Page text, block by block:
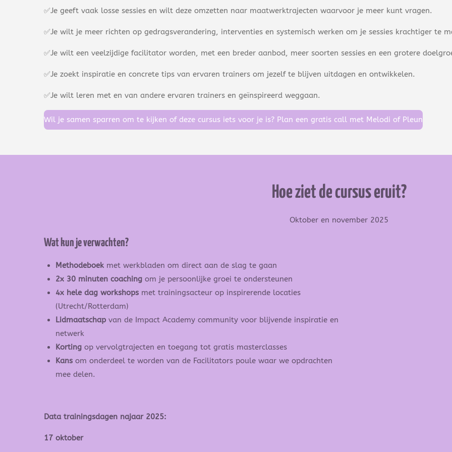
✅Je geeft vaak losse sessies en wilt deze omzetten naar maatwerktrajecten waarvoor je meer kunt vragen.
✅Je wilt je meer richten op gedragsverandering, interventies en systemisch werken om je sessies krachtiger te
✅Je wilt een veelzijdige facilitator worden, met een breder aanbod, meer soorten sessies en een grotere
✅Je zoekt inspiratie en concrete tips van ervaren trainers om jezelf te blijven uitdagen en ontwikkelen.
✅Je wilt leren met en van andere ervaren trainers en geïnspireerd weggaan.
Wil je samen sparren om te kijken of deze cursus iets voor je is? Plan een gratis call met Melodi of Pleun
Hoe ziet de cursus eruit?
Oktober en november 2025
Wat kun je verwachten?
Methodeboekmet werkbladen om direct aan de slag te gaan
2x 30 minuten coachingom je persoonlijke groei te ondersteunen
4x hele dag workshopsmet trainingsacteur op inspirerende locaties
(Utrecht/Rotterdam)
Lidmaatschapvan de Impact Academy community voor blijvende inspiratie en
netwerk
Kortingop vervolgtrajecten en toegang tot gratis masterclasses
Kans om onderdeel te worden van de Facilitators poule waar we opdrachten
mee delen.
Data trainingsdagen najaar 2025:
17 oktober